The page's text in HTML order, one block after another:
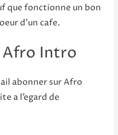
que fonctionne un bon
d’un cafe.
Afro Intro
abonner sur Afro
a l’egard de